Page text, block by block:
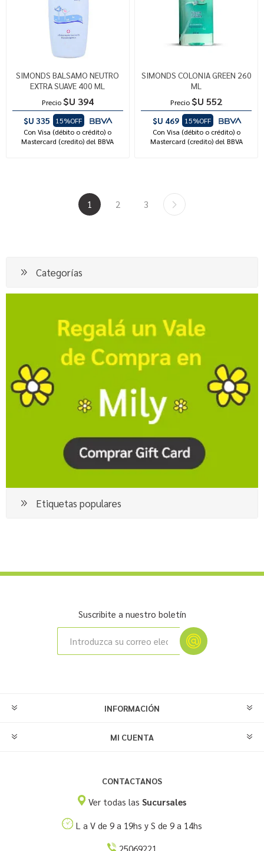
SIMONDS BALSAMO NEUTRO
EXTRA SUAVE 400 ML
Precio $U 394
$U 335
15%OFF
Con Visa (débito o crédito) o
Mastercard (credito) del BBVA
SIMONDS COLONIA GREEN 260
ML
Precio $U 552
$U 469
15%OFF
Con Visa (débito o crédito) o
Mastercard (credito) del BBVA
1 2 3
Categorías
Etiquetas populares
Suscribite a nuestro boletín
INFORMACIÓN
MI CUENTA
CONTACTANOS
Ver todas lasSucursales
L a V de 9 a 19hs y S de 9 a 14hs
25069221